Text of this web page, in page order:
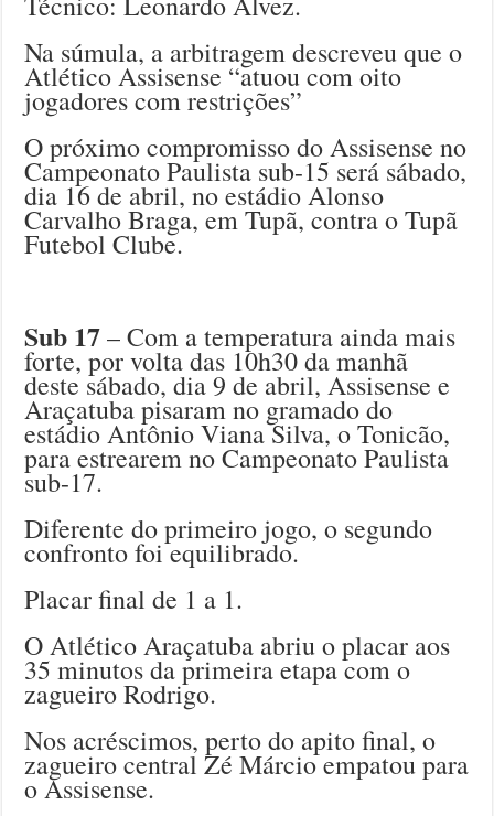
Na súmula, a arbitragem descreveu que o
Atlético Assisense “atuou com oito
jogadores com restrições”
O próximo compromisso do Assisense no
Campeonato Paulista sub-15 será sábado,
dia 16 de abril, no estádio Alonso
Carvalho Braga, em Tupã, contra o Tupã
Futebol Clube.
Sub 17– Com a temperatura ainda mais
forte, por volta das 10h30 da manhã
deste sábado, dia 9 de abril, Assisense e
Araçatuba pisaram no gramado do
estádio Antônio Viana Silva, o Tonicão,
para estrearem no Campeonato Paulista
sub-17.
Diferente do primeiro jogo, o segundo
confronto foi equilibrado.
Placar final de 1 a 1.
O Atlético Araçatuba abriu o placar aos
35 minutos da primeira etapa com o
zagueiro Rodrigo.
Nos acréscimos, perto do apito final, o
zagueiro central Zé Márcio empatou para
o Assisense.